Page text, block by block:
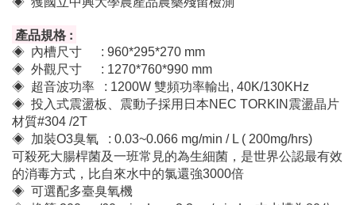
◈ 內槽尺寸 : 960*295*270 mm
◈ 外觀尺寸 : 1270*760*990 mm
◈ 超音波功率 : 1200W 雙頻功率輸出, 40K/130KHz
◈ 投入式震盪板、震動子採用日本NEC TORKIN震盪晶片
材質#304 /2T
◈ 加裝O3臭氧 : 0.03~0.066 mg/min / L ( 200mg/hrs)
可殺死大腸桿菌及一班常見的為生細菌，是世界公認最有效
的消毒方式，比自來水中的氯還強3000倍
◈ 可選配多臺臭氧機
◈ 換算:200mg/60 min -L --->3.3mg/min-L 本水槽為80公